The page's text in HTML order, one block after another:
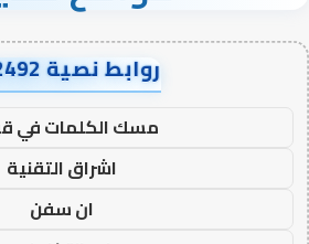
روابط نصية AA2492
مسك الكلمات في
اشراق التقنية
ان سفن